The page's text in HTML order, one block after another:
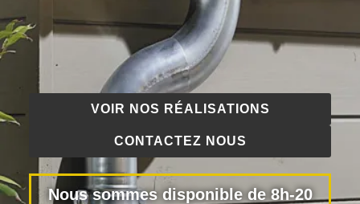
VOIR NOS RÉALISATIONS
CONTACTEZ NOUS
Nous sommes disponible de 8h-20